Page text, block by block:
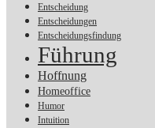
Entscheidung
Entscheidungen
Entscheidungsfindung
Führung
Hoffnung
Homeoffice
Humor
Intuition